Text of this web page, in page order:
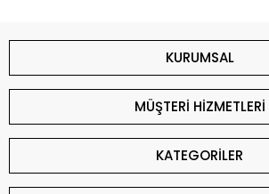
KURUMSAL
MÜŞTERİ HİZMETLERİ
KATEGORİLER